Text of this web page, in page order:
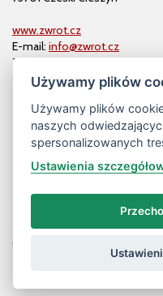
www.zwrot.cz
E-mail: info@zwrot.cz
Tel. i faks: 558 711 582
© ZWROT
Używamy plików
Używamy plików
naszych
spersonalizowanych
Ustawienia